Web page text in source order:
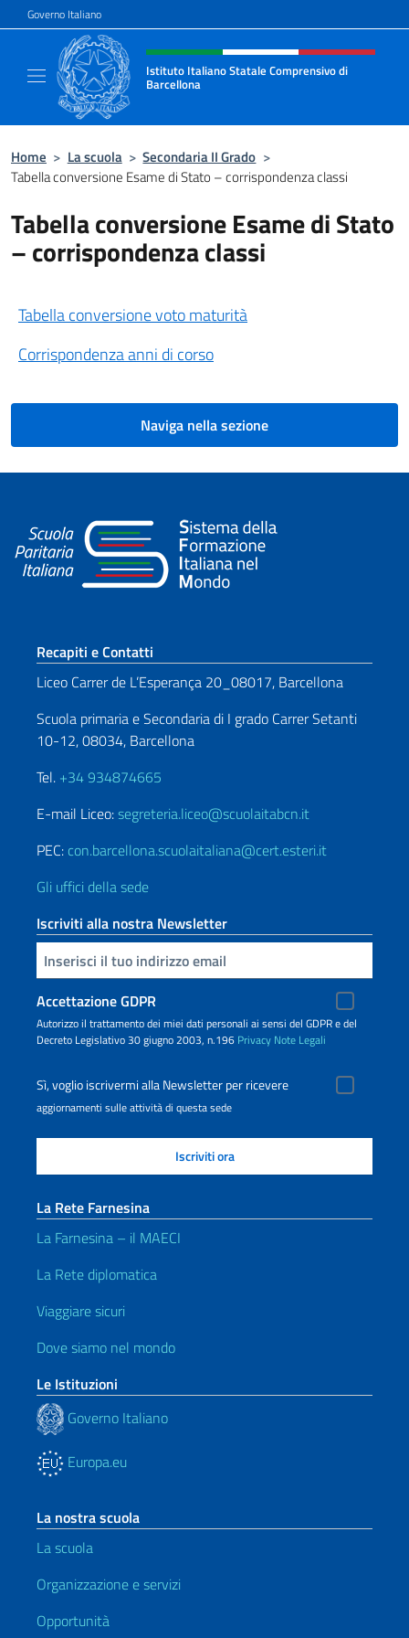
Salta al contenuto
Governo Italiano
Intestazione sito, social e menù
Istituto Italiano Statale Comprensivo di
Barcellona
Home > La scuola > Secondaria II Grado >
Tabella conversione Esame di Stato – corrispondenza classi
Tabella conversione Esame di Stato
– corrispondenza classi
Tabella conversione voto maturità
Corrispondenza anni di corso
Naviga nella sezione
Sezione footer
Recapiti e Contatti
Liceo Carrer de L’Esperança 20_08017, Barcellona
Scuola primaria e Secondaria di I grado Carrer Setanti
10-12, 08034, Barcellona
Tel. +34 934874665
E-mail Liceo:segreteria.liceo@scuolaitabcn.it
PEC: con.barcellona.scuolaitaliana@cert.esteri.it
Gli uffici della sede
Iscriviti alla nostra Newsletter
Inserisci la tua email
Accettazione GDPR
Autorizzo il trattamento dei miei dati personali ai sensi del GDPR e del
Decreto Legislativo 30 giugno 2003, n.196 Privacy Note Legali
Sì, voglio iscrivermi alla Newsletter per ricevere
aggiornamenti sulle attività di questa sede
La Rete Farnesina
La Farnesina – il MAECI
La Rete diplomatica
Viaggiare sicuri
Dove siamo nel mondo
Le Istituzioni
Governo Italiano
Europa.eu
La nostra scuola
La scuola
Organizzazione e servizi
Opportunità